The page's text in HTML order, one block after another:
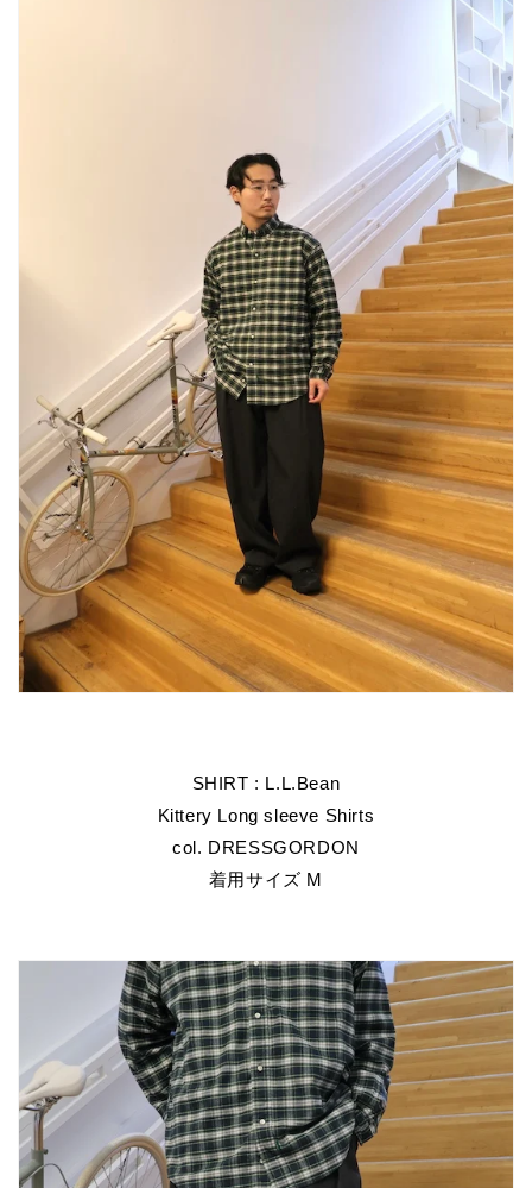
SHIRT : L.L.Bean
Kittery Long sleeve Shirts
col. DRESSGORDON
着用サイズ M